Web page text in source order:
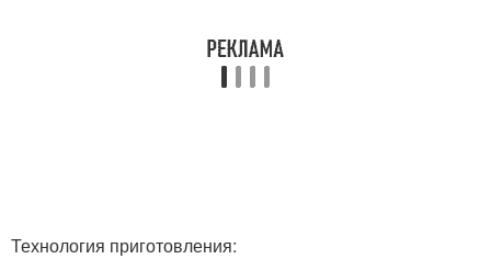
Технология приготовления: